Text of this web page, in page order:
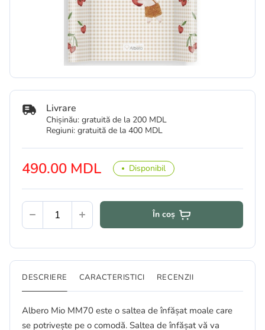
490.00 MDL Disponibil
Livrare
Chișinău: gratuită de la 200 MDL
Regiuni: gratuită de la 400 MDL
În coș
DESCRIERE CARACTERISTICI RECENZII
Albero Mio MM70 este o saltea de înfășat moale care
se potrivește pe o comodă. Saltea de înfășat vă va